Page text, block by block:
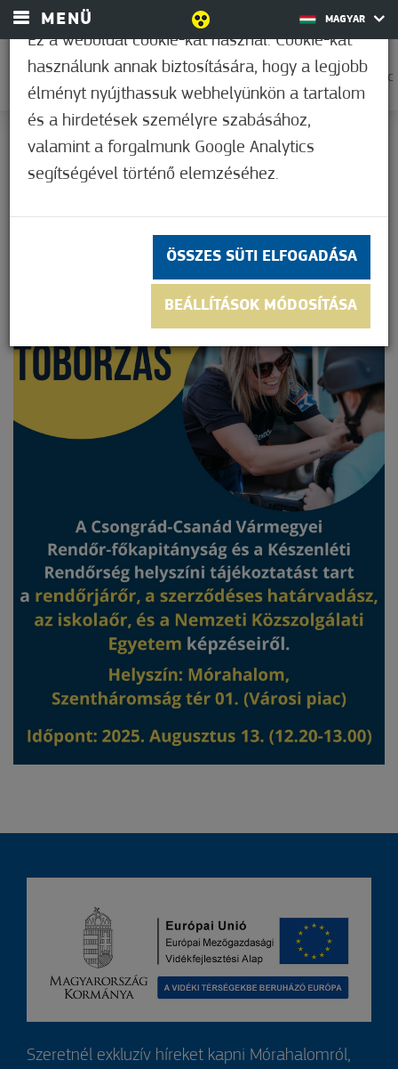
MENÜ MAGYAR
0
31,7°C
Nem értékelt
RENDŐRSÉGI TOBORZÁS
Ez a weboldal cookie-kat használ. Cookie-kat
használunk annak biztosítására, hogy a legjobb
élményt nyújthassuk webhelyünkön a tartalom
és a hirdetések személyre szabásához,
valamint a forgalmunk Google Analytics
segítségével történő elemzéséhez.
ÖSSZES SÜTI ELFOGADÁSA
BEÁLLÍTÁSOK MÓDOSÍTÁSA
Szeretnél exkluzív híreket kapni Mórahalomról,